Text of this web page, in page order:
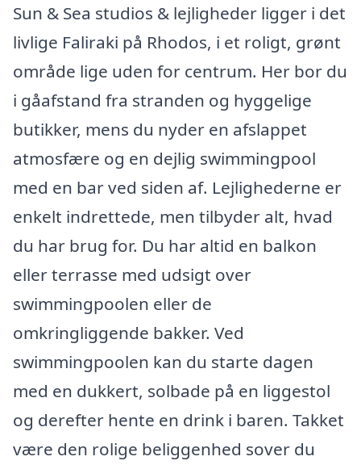
Sun & Sea studios & lejligheder ligger i det
livlige Faliraki på Rhodos, i et roligt, grønt
område lige uden for centrum. Her bor du
i gåafstand fra stranden og hyggelige
butikker, mens du nyder en afslappet
atmosfære og en dejlig swimmingpool
med en bar ved siden af. Lejlighederne er
enkelt indrettede, men tilbyder alt, hvad
du har brug for. Du har altid en balkon
eller terrasse med udsigt over
swimmingpoolen eller de
omkringliggende bakker. Ved
swimmingpoolen kan du starte dagen
med en dukkert, solbade på en liggestol
og derefter hente en drink i baren. Takket
være den rolige beliggenhed sover du